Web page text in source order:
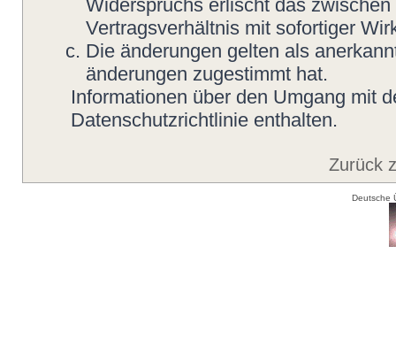
Widerspruchs erlischt das
Vertragsverhältnis mit sofortiger
Die änderungen gelten als
änderungen zugestimmt hat.
Informationen über den Umgang mit
Datenschutzrichtlinie enthalten.
Zurück
Deutsche